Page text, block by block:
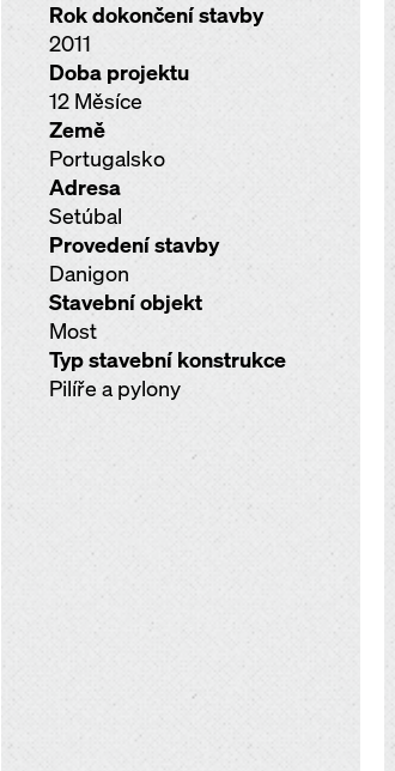
Rok dokončení stavby
2011
Doba projektu
12 Měsíce
Země
Portugalsko
Adresa
Setúbal
Provedení stavby
Danigon
Stavební objekt
Most
Typ stavební konstrukce
Pilíře a pylony